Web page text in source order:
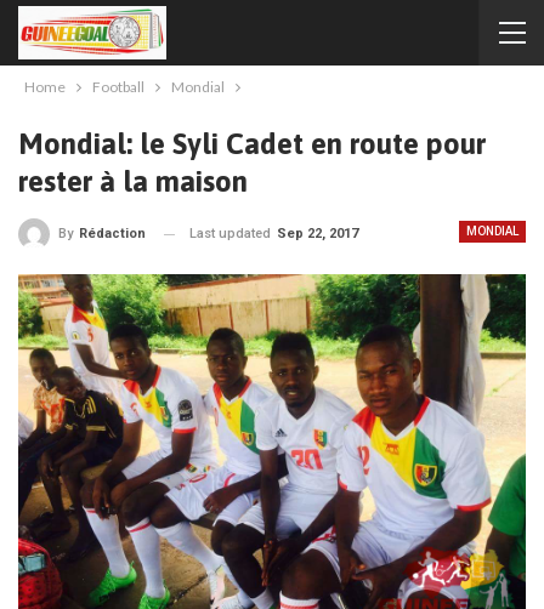
Home Football Mondial
Mondial: le Syli Cadet en route pour
rester à la maison
MONDIAL
By Rédaction Last updated Sep 22, 2017